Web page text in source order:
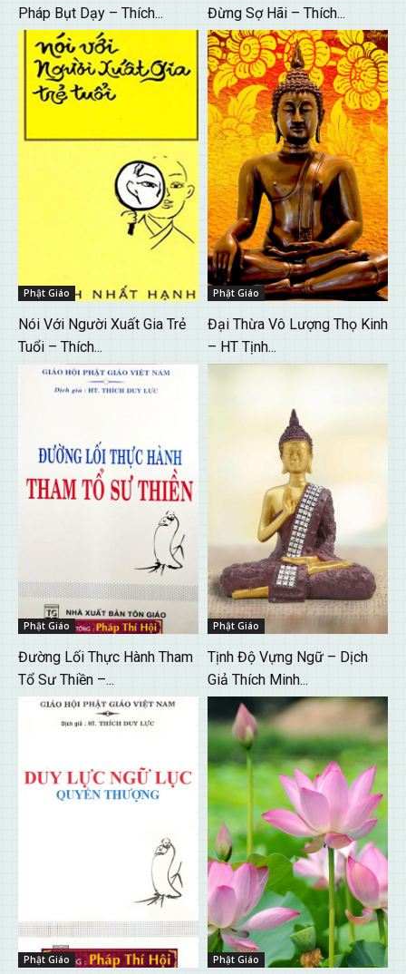
Pháp Bụt Dạy – Thích...
Đừng Sợ Hãi – Thích...
Phật Giáo
Nói Với Người Xuất Gia Trẻ
Tuổi – Thích...
Phật Giáo
Đại Thừa Vô Lượng Thọ Kinh
– HT Tịnh...
Phật Giáo
Đường Lối Thực Hành Tham
Tổ Sư Thiền –...
Phật Giáo
Tịnh Độ Vựng Ngữ – Dịch
Giả Thích Minh...
Phật Giáo Phật Giáo